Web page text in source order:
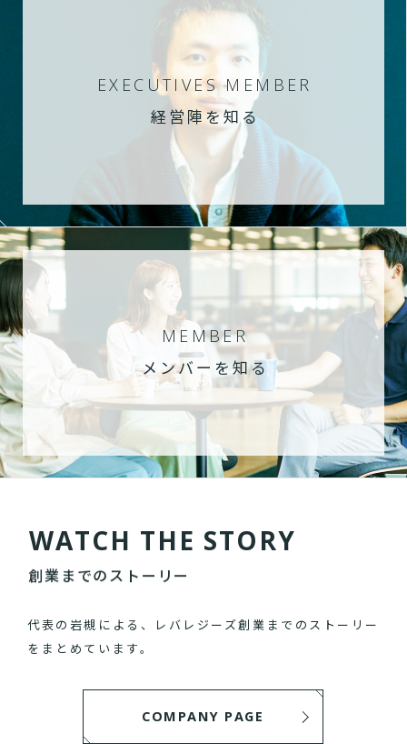
EXECUTIVES MEMBER
経営陣を知る
MEMBER
メンバーを知る
WATCH THE STORY
創業までのストーリー
代表の岩槻による、レバレジーズ創業までのストーリー
をまとめています。
COMPANY PAGE